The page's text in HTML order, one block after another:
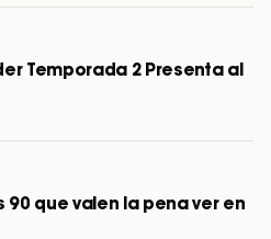
Temporada 2 Presenta al
90 que valen la pena ver en